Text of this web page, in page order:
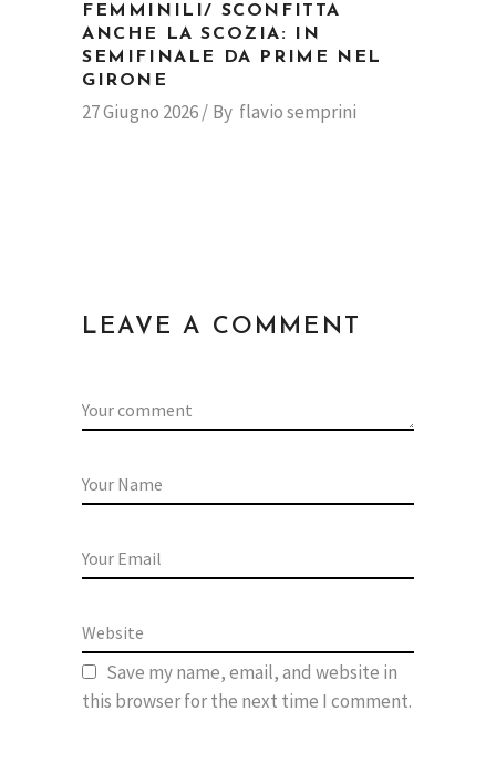
FEMMINILI/ SCONFITTA
ANCHE LA SCOZIA: IN
SEMIFINALE DA PRIME NEL
GIRONE
27 Giugno 2026 By flavio semprini
LEAVE A COMMENT
Save my name, email, and website in
this browser for the next time I comment.